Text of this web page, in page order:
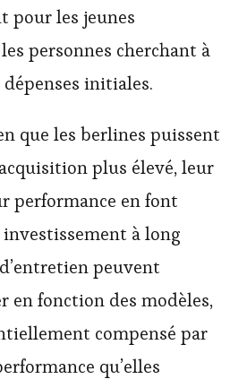
pour les jeunes
personnes cherchant à
initiales.
que les berlines puissent
plus élevé, leur
performance en font
à long
peuvent
en fonction des modèles,
compensé par
qu’elles